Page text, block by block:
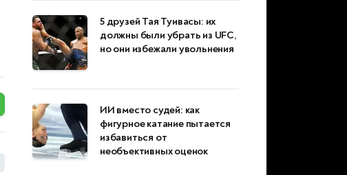
5 друзей Тая Туивасы: их
должны были убрать из UFC,
но они избежали увольнения
ИИ вместо судей: как
фигурное катание пытается
избавиться от
необъективных оценок